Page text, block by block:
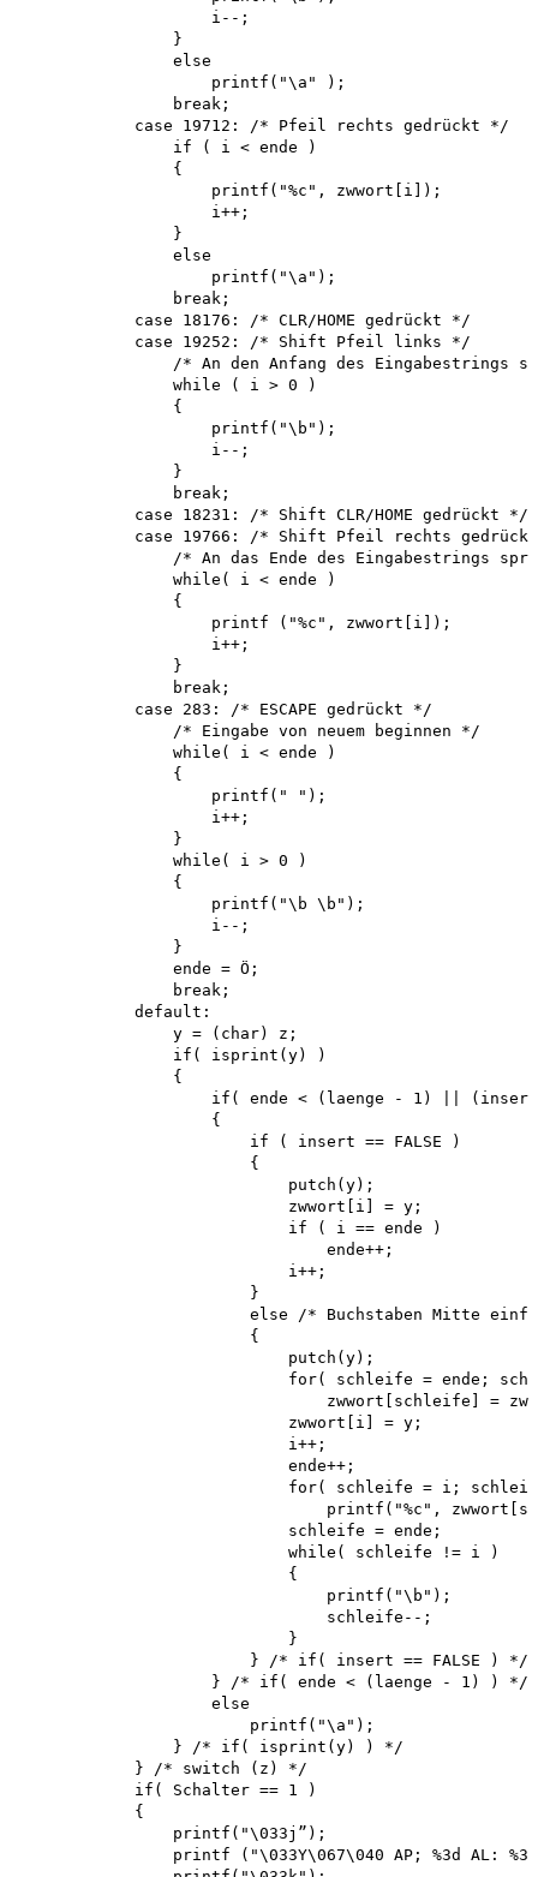
                    i--;
                }
                else
                    printf("\a" );
                break;
            case 19712: /* Pfeil rechts gedrückt */
                if ( i < ende )
                {
                    printf("%c", zwwort[i]);
                    i++;
                }
                else
                    printf("\a");
                break;
            case 18176: /* CLR/HOME gedrückt */
            case 19252: /* Shift Pfeil links */
/* An den Anfang des Eingabestrings
                while ( i > 0 )
                {
                    printf("\b");
                    i--;
                }
                break;
            case 18231: /* Shift CLR/HOME gedrückt */
case 19766: /* Shift Pfeil rechts
/* An das Ende des Eingabestrings
                while( i < ende )
                {
                    printf ("%c", zwwort[i]);
                    i++;
                }
                break;
            case 283: /* ESCAPE gedrückt */
                /* Eingabe von neuem beginnen */
                while( i < ende )
                {
                    printf(" ");
                    i++;
                }
                while( i > 0 )
                {
                    printf("\b \b");
                    i--;
                }
                ende = Ö;
                break;
            default:
                y = (char) z;
                if( isprint(y) )
                {
if( ende < (laenge - 1) ||
                    {
                        if ( insert == FALSE )
                        {
                            putch(y);
                            zwwort[i] = y;
                            if ( i == ende )
                                ende++;
                            i++;
                        }
else /* Buchstaben Mitte
                        {
                            putch(y);
for( schleife = ende;
zwwort[schleife] =
                            zwwort[i] = y;
                            i++;
                            ende++;
for( schleife = i;
printf("%c",
                            schleife = ende;
                            while( schleife != i )
                            {
                                printf("\b");
                                schleife--;
                            }
                        } /* if( insert == FALSE ) */
                    } /* if( ende < (laenge - 1) ) */
                    else
                        printf("\a");
                } /* if( isprint(y) ) */
            } /* switch (z) */
            if( Schalter == 1 )
            {
                printf("\033j”);
printf ("\033Y\067\040 AP; %3d AL: